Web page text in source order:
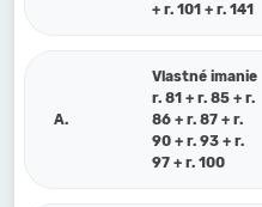
+ r. 101 + r. 141
A.
Vlastné imanie
r. 81 + r. 85 + r.
86 + r. 87 + r.
90 + r. 93 + r.
97 + r. 100